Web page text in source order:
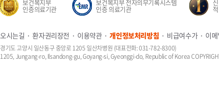
보건복지부
인증의료기관
보건복지부 전자의무기록시스템
인증 의료기관
신생
적정
오시는길 환자권리장전 이용약관 개인정보처리방침 비급여수가 이
경기도 고양시 일산동구 중앙로 1205 일산차병원 (대표전화: 031-782-8300)
1205, Jungang-ro, Ilsandong-gu, Goyang-si, Gyeonggi-do, Republic of Korea